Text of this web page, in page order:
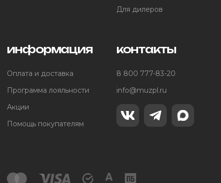
Для дилеров
информация
Оплата и доставка
Программа лояльности
Акции
Помощь покупателям
контакты
8 800 777-83-20
info@muzpl.ru